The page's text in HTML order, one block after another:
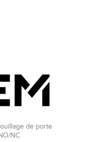
de porte
NC